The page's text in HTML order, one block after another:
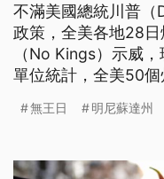
不滿美國總統川普
政策，全美各地28日
（No Kings）示威
單位統計，全美50
人數的新高。抗議
無王日 明尼蘇達州